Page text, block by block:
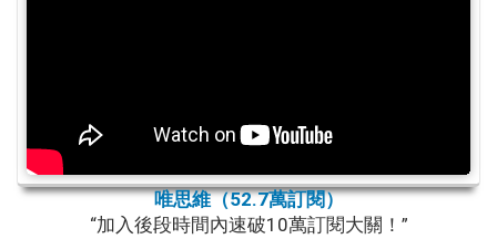
唯思維（52.7萬訂閱）
“加入後段時間內速破10萬訂閱大關！”